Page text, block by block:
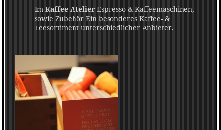
Im Kaffee Atelier Espresso-& Kaffeemaschinen,
sowie Zubehör Ein besonderes Kaffee- &
Teesortiment unterschiedlicher Anbieter.